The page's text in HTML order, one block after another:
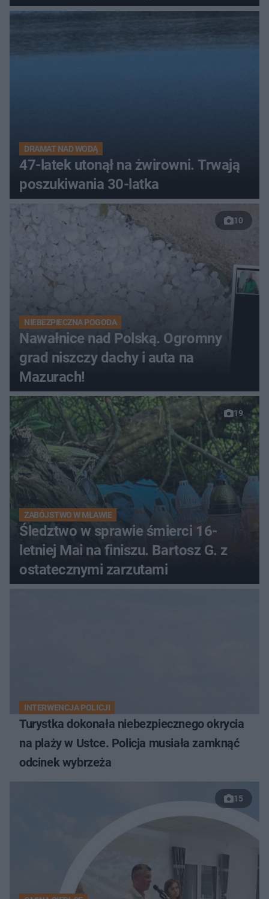
DRAMAT NAD WODĄ
47-latek utonął na żwirowni. Trwają
poszukiwania 30-latka
10
NIEBEZPIECZNA POGODA
Nawałnice nad Polską. Ogromny
grad niszczy dachy i auta na
Mazurach!
19
ZABÓJSTWO W MŁAWIE
Śledztwo w sprawie śmierci 16-
letniej Mai na finiszu. Bartosz G. z
ostatecznymi zarzutami
INTERWENCJA POLICJI
Turystka dokonała niebezpiecznego okrycia
na plaży w Ustce. Policja musiała zamknąć
odcinek wybrzeża
15